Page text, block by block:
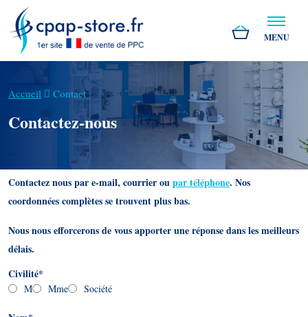
MENU
Accueil Contact
Contactez-nous
Contactez nous par e-mail, courrier oupar téléphone. Nos
coordonnées complètes se trouvent plus bas.
Nous nous efforcerons de vous apporter une réponse dans les meilleurs
délais.
Civilité*
M Mme Société